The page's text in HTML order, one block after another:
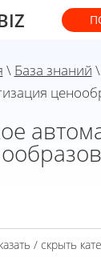
\ База знаний
/ скрыть